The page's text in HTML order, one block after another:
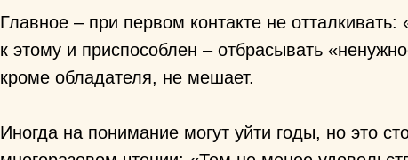
Главное – при первом контакте не
к этому и приспособлен – отбрасывать
кроме обладателя, не мешает.
Иногда на понимание могут уйти годы, но это